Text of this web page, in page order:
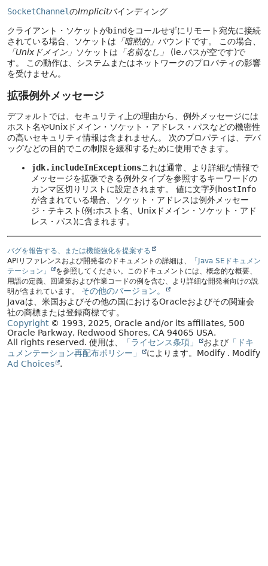
SocketChannelのImplicitバインディング
クライアント・ソケットがbindをコールせずにリモート宛先に接続
されている場合、ソケットは 「暗黙的」 バウンドです。
この場合、
「Unixドメイン」 ソケットは 「名前なし」
(ie.パスが空です)で
す。
この動作は、システムまたはネットワークのプロパティの影響
を受けません。
拡張例外メッセージ
デフォルトでは、セキュリティ上の理由から、例外メッセージには
ホスト名やUnixドメイン・ソケット・アドレス・パスなどの機密性
の高いセキュリティ情報は含まれません。
次のプロパティは、デバ
ッグなどの目的でこの制限を緩和するために使用できます。
jdk.includeInExceptionsこれは通常、より詳細な情報で
メッセージを拡張できる例外タイプを参照するキーワードの
カンマ区切りリストに設定されます。
値に文字列 hostInfo
が含まれている場合、ソケット・アドレスは例外メッセー
ジ・テキスト(例:ホスト名、Unixドメイン・ソケット・アド
レス・パス)に含まれます。
バグを報告する、または機能強化を提案する
APIリファレンスおよび開発者のドキュメントの詳細は、
「Java SEドキュメン
テーション」
を参照してください。このドキュメントには、概念的な概要、
用語の定義、回避策および作業コードの例を含む、より詳細な開発者向けの説
明が含まれています。
その他のバージョン。
Javaは、米国およびその他の国におけるOracleおよびその関連会
社の商標または登録商標です。
Copyright© 1993, 2025, Oracle and/or its affiliates, 500
Oracle Parkway, Redwood Shores, CA 94065 USA.
All rights reserved. 使用は、 「ライセンス条項」 および 「ドキ
ュメンテーション再配布ポリシー」
によります。 Modify . Modify
Ad Choices
.